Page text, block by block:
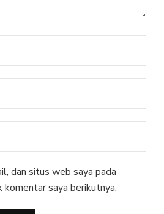
dan situs web saya pada
komentar saya berikutnya.